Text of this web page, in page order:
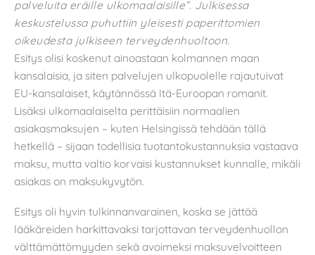
palveluita eräille ulkomaalaisille”. Julkisessa
keskustelussa puhuttiin yleisesti paperittomien
oikeudesta julkiseen terveydenhuoltoon.
Esitys olisi koskenut ainoastaan kolmannen maan
kansalaisia, ja siten palvelujen ulkopuolelle rajautuivat
EU-kansalaiset, käytännössä Itä-Euroopan romanit.
Lisäksi ulkomaalaiselta perittäisiin normaalien
asiakasmaksujen – kuten Helsingissä tehdään tällä
hetkellä – sijaan todellisia tuotantokustannuksia vastaava
maksu, mutta valtio korvaisi kustannukset kunnalle, mikäli
asiakas on maksukyvytön.
Esitys oli hyvin tulkinnanvarainen, koska se jättää
lääkäreiden harkittavaksi tarjottavan terveydenhuollon
välttämättömyyden sekä avoimeksi maksuvelvoitteen